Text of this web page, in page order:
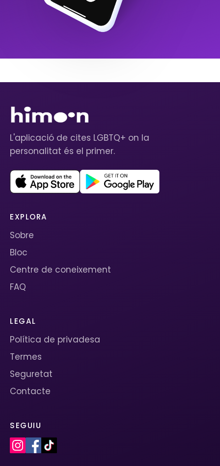
L'aplicació de cites LGBTQ+ on la
personalitat és el primer.
EXPLORA
Sobre
Bloc
Centre de coneixement
FAQ
LEGAL
Política de privadesa
Termes
Seguretat
Contacte
SEGUIU